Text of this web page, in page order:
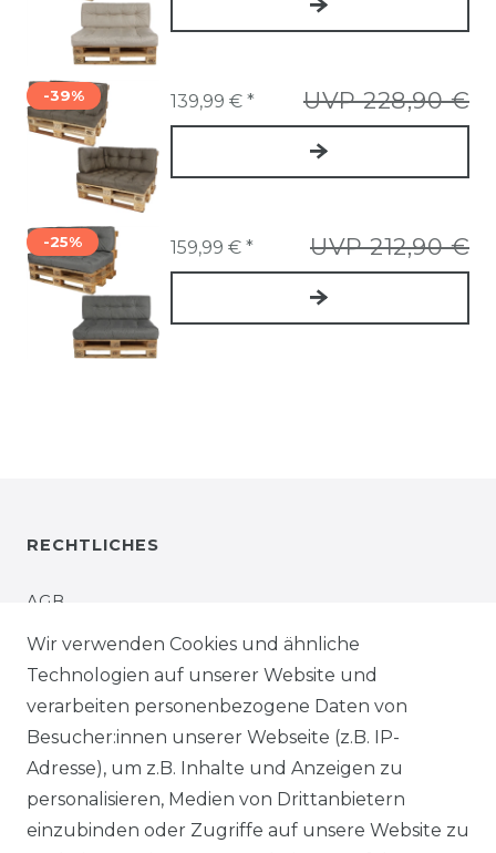
-39% UVP 228,90 €
139,99 € *
-25% UVP 212,90 €
159,99 € *
RECHTLICHES
AGB
WIDERRUFSRECHT
WIDERRUFSFORMULAR
DATENSCHUTZERKLÄRUNG
Wir verwenden Cookies und ähnliche
Technologien auf unserer Website und
verarbeiten personenbezogene Daten von
Besucher:innen unserer Webseite (z.B. IP-
Adresse), um z.B. Inhalte und Anzeigen zu
personalisieren, Medien von Drittanbietern
einzubinden oder Zugriffe auf unsere Website zu